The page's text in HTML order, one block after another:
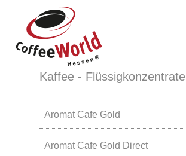
Kaffee - Flüssigkonzentrate
Aromat Cafe Gold
Aromat Cafe Gold Direct